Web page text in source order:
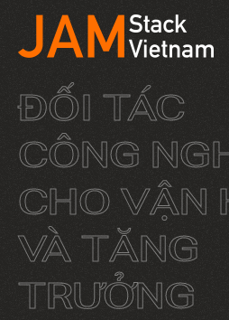
ĐỐI TÁC
CÔNG
CHO VẬN
VÀ TĂNG
TRƯỞNG